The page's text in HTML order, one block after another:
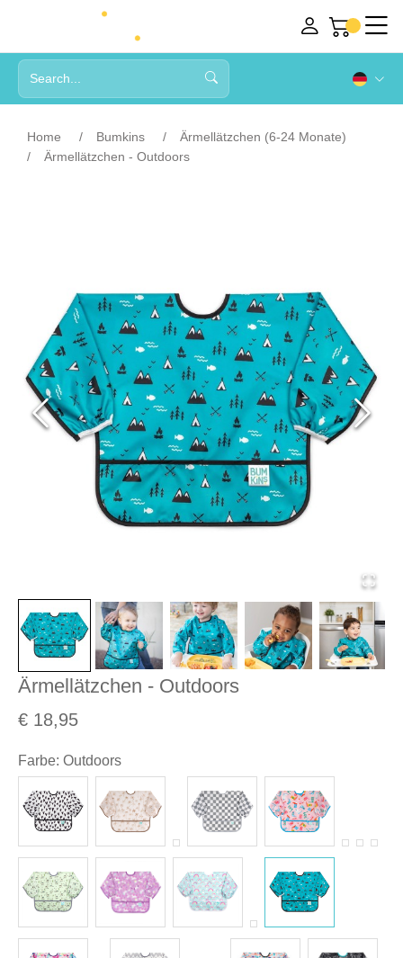
Home Bumkins
Ärmellätzchen (6-24 Monate)
Ärmellätzchen - Outdoors
Ärmellätzchen - Outdoors
€ 18,95
Farbe: Outdoors